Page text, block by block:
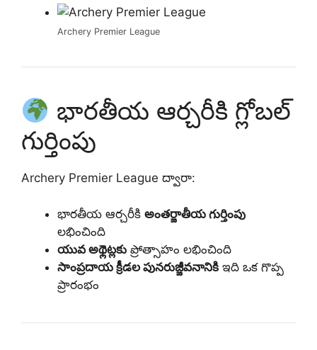
Archery Premier League
భారతీయ ఆర్చరీకి గ్లోబల్
గుర్తింపు
Archery Premier League ద్వారా:
భారతీయ ఆర్చరీకి అంతర్జాతీయ గుర్తింపు
లభించింది
యువ అథ్లెట్లకు ప్రోత్సాహం లభించింది
సాంప్రదాయ క్రీడల పునరుజ్జీవనానికి ఇది ఒక గొప్ప
ప్రారంభం